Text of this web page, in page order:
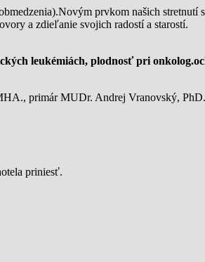
prvkom našich
a zdieľanie svojich radostí a starostí.
leukémiách, plodnosť pri
primár MUDr. Andrej Vranovský,
priniesť.